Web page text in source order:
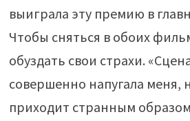
выиграла эту премию в
Чтобы сняться в обоих
обуздать свои страхи.
совершенно напугала меня,
приходит странным